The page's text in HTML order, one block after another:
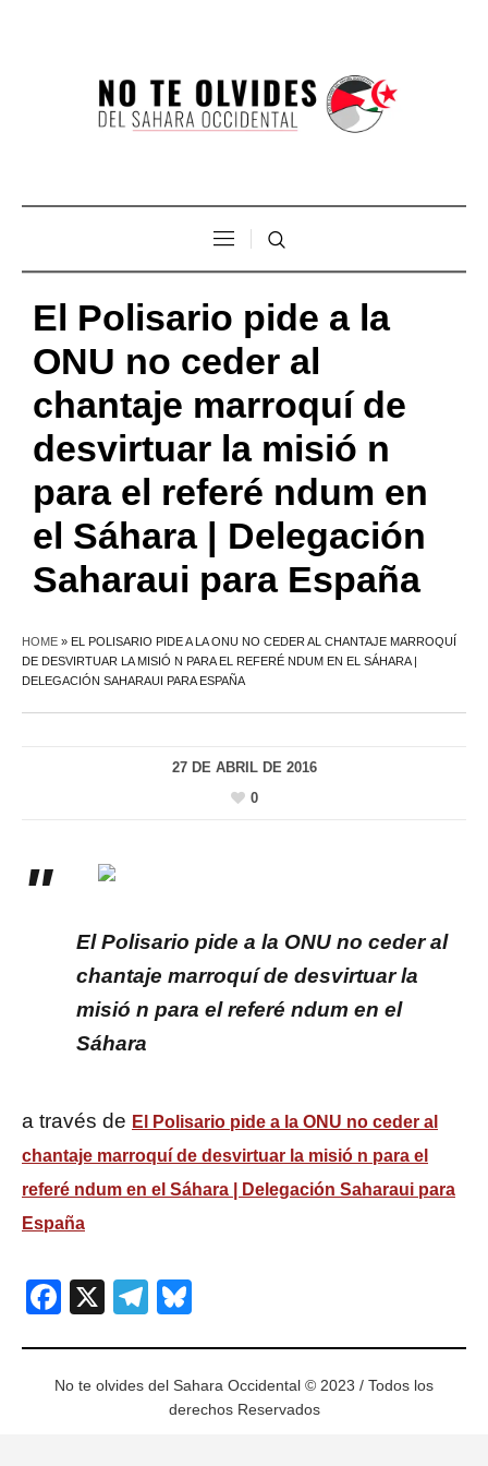
El Polisario pide a la
ONU no ceder al
chantaje marroquí de
desvirtuar la misió n
para el referé ndum en
el Sáhara | Delegación
Saharaui para España
HOME » EL POLISARIO PIDE A LA ONU NO CEDER AL CHANTAJE MARROQUÍ
DE DESVIRTUAR LA MISIÓ N PARA EL REFERÉ NDUM EN EL SÁHARA |
DELEGACIÓN SAHARAUI PARA ESPAÑA
27 DE ABRIL DE 2016
0
El Polisario pide a la ONU no ceder al
chantaje marroquí de desvirtuar la
misió n para el referé ndum en el
Sáhara
a través de El Polisario pide a la ONU no ceder al
chantaje marroquí de desvirtuar la misió n para el
referé ndum en el Sáhara | Delegación Saharaui para
España
Facebook
X Telegram
No te olvides del Sahara Occidental © 2023 / Todos los
derechos Reservados